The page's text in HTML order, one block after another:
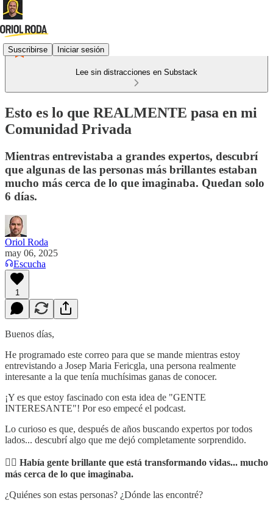
Suscribirse Iniciar sesión
Lee sin distracciones en Substack
Esto es lo que REALMENTE pasa en mi
Comunidad Privada
Mientras entrevistaba a grandes expertos, descubrí
que algunas de las personas más brillantes estaban
mucho más cerca de lo que imaginaba. Quedan solo
6 días.
Oriol Roda
may 06, 2025
Escucha
1
Buenos días,
He programado este correo para que se mande mientras estoy
entrevistando a Josep Maria Fericgla, una persona realmente
interesante a la que tenía muchísimas ganas de conocer.
¡Y es que estoy fascinado con esta idea de "GENTE
INTERESANTE"! Por eso empecé el podcast.
Lo curioso es que, después de años buscando expertos por todos
lados... descubrí algo que me dejó completamente sorprendido.
👉🏼 Había gente brillante que está transformando vidas... mucho
más cerca de lo que imaginaba.
¿Quiénes son estas personas? ¿Dónde las encontré?